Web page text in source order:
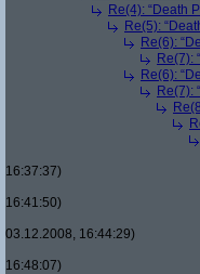
Re(4): “Death
Re(5):
Re(6):
Re(7):
Re(6):
Re(7):
16:37:37)
16:41:50)
03.12.2008, 16:44:29)
16:48:07)